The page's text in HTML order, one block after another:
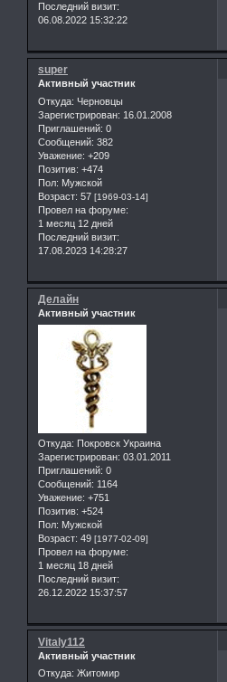
Последний визит:
06.08.2022 15:32:22
super
Активный участник
Откуда: Черновцы
Зарегистрирован: 16.01.2008
Приглашений: 0
Сообщений: 382
Уважение: +209
Позитив: +474
Пол: Мужской
Возраст: 57 [1969-03-14]
Провел на форуме:
1 месяц 12 дней
Последний визит:
17.08.2023 14:28:27
Делайн
Активный участник
Откуда: Покровск Украина
Зарегистрирован: 03.01.2011
Приглашений: 0
Сообщений: 1164
Уважение: +751
Позитив: +524
Пол: Мужской
Возраст: 49 [1977-02-09]
Провел на форуме:
1 месяц 18 дней
Последний визит:
26.12.2022 15:37:57
Vitaly112
Активный участник
Откуда: Житомир